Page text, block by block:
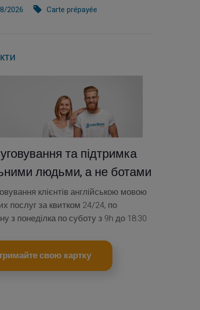
2026 Carte prépayée
та підтримка
людьми, а не ботами
клієнтів англійською мовою
послуг за квитком 24/24, по
з понеділка по суботу з 9h до 18:30
свою картку